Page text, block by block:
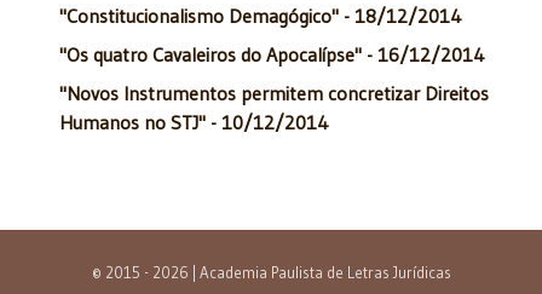
"Constitucionalismo Demagógico" - 18/12/2014
"Os quatro Cavaleiros do Apocalípse" - 16/12/2014
"Novos Instrumentos permitem concretizar Direitos
Humanos no STJ" - 10/12/2014
© 2015 - 2026 | Academia Paulista de Letras Jurídicas